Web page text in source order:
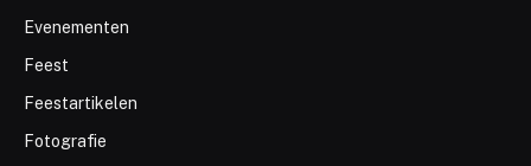
Evenementen
Feest
Feestartikelen
Fotografie